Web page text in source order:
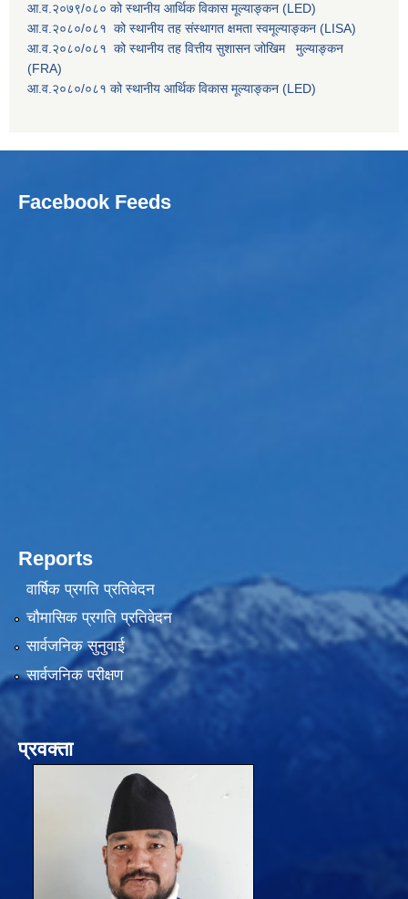
आ.व.२०७९/०८० को स्थानीय आर्थिक विकास मूल्याङ्कन (LED)
आ.व.२०८०/०८१ को स्थानीय तह संस्थागत क्षमता स्वमूल्याङ्कन (LISA)
आ.व.२०८०/०८१ को स्थानीय तह वित्तीय सुशासन जोखिम मुल्याङ्कन
(FRA)
आ.व.२०८०/०८१ को स्थानीय आर्थिक विकास मूल्याङ्कन (LED)
Facebook Feeds
Reports
वार्षिक प्रगति प्रतिवेदन
चौमासिक प्रगति प्रतिवेदन
सार्वजनिक सुनुवाई
सार्वजनिक परीक्षण
प्रवक्ता